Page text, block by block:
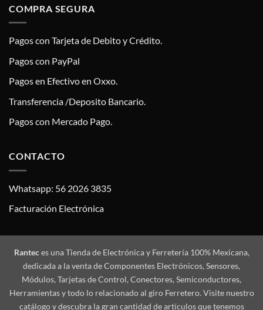
COMPRA SEGURA
Pagos con Tarjeta de Debito y Crédito.
Pagos con PayPal
Pagos en Efectivo en Oxxo.
Transferencia /Deposito Bancario.
Pagos con Mercado Pago.
CONTACTO
Whatsapp: 56 2026 3835
Facturación Electrónica
Ranteces una Tienda de Electrónica y Ferretería 100% Mexicana,
dedicada a la venta de Componentes Electrónicos, Sensores,
Módulos, Tarjetas de Control, Conectores, Semiconductores,
Herramientas y todo lo relacionado al giro Ferretero. Visite nuestro
catálogo y descubra la gran cantidad de artículos que tenemos